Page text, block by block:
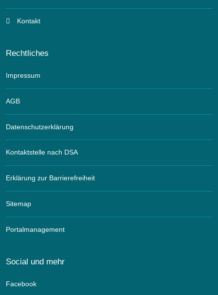
Kontakt
Rechtliches
Impressum
AGB
Datenschutzerklärung
Kontaktstelle nach DSA
Erklärung zur Barrierefreiheit
Sitemap
Portalmanagement
Social und mehr
Facebook